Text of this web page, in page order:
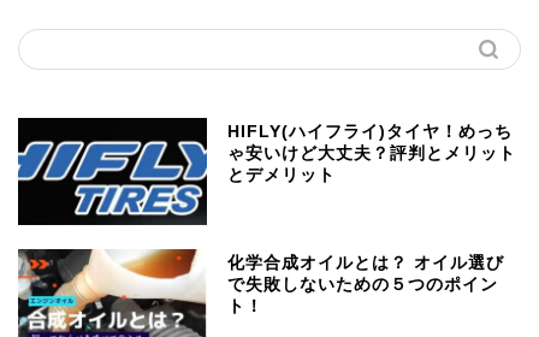
HIFLY(ハイフライ)タイヤ！めっち
ゃ安いけど大丈夫？評判とメリット
とデメリット
化学合成オイルとは？ オイル選び
で失敗しないための５つのポイン
ト！